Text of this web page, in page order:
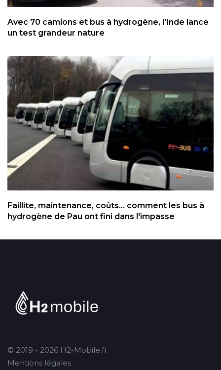
Avec 70 camions et bus à hydrogène, l'Inde lance
un test grandeur nature
Faillite, maintenance, coûts... comment les bus à
hydrogène de Pau ont fini dans l'impasse
© 2019 - 2026 H2-Mobile.fr
Mentions légales